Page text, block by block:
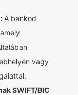
A bankod
vagy
SWIFT/BIC